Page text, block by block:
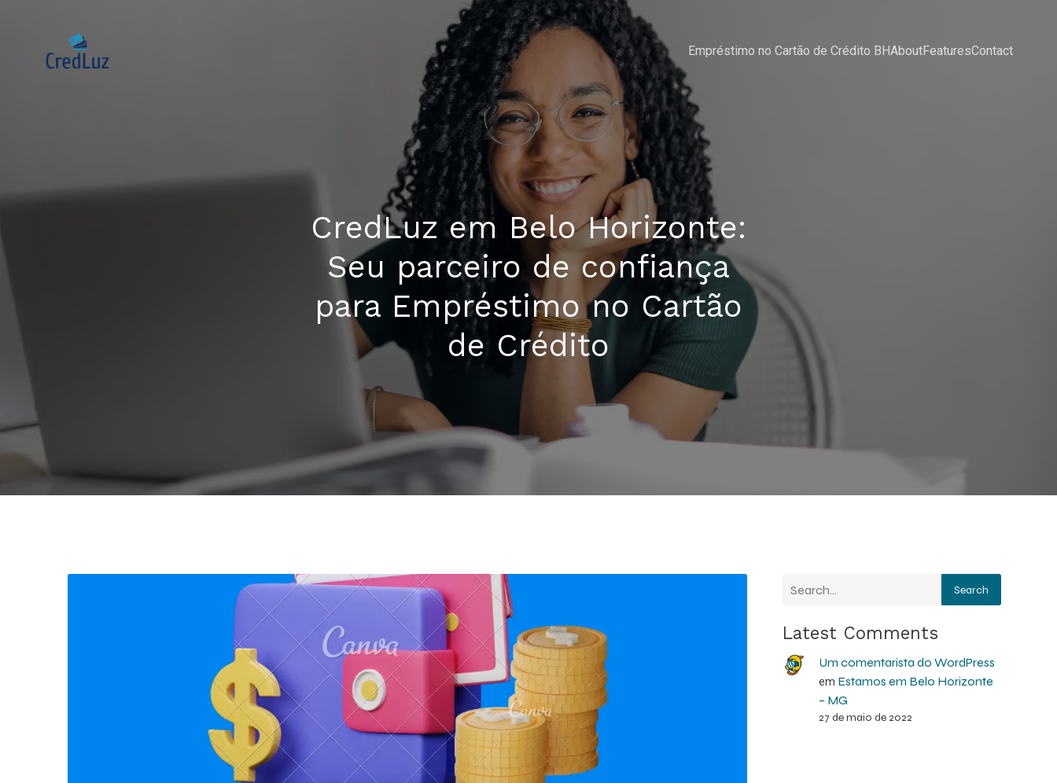
Empréstimo no Cartão de Crédito BHAboutFeaturesContact
CredLuz em Belo Horizonte:
Seu parceiro de confiança
para Empréstimo no Cartão
de Crédito
Search
Latest Comments
Um comentarista do WordPress
em Estamos em Belo Horizonte
– MG
27 de maio de 2022